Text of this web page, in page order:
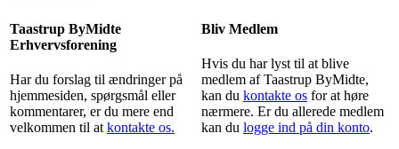
Taastrup ByMidte
Erhvervsforening
Har du forslag til ændringer på
hjemmesiden, spørgsmål eller
kommentarer, er du mere end
velkommen til at kontakte os.
Bliv Medlem
Hvis du har lyst til at blive
medlem af Taastrup ByMidte,
kan du kontakte os for at høre
nærmere. Er du allerede medlem
kan du logge ind på din konto.